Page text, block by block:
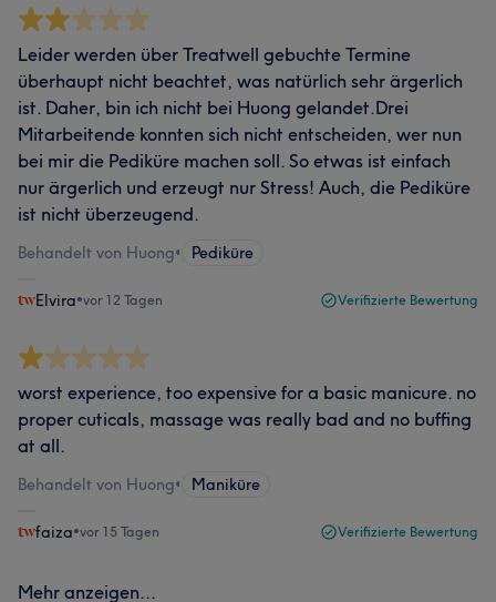
Leider werden über Treatwell gebuchte Termine
überhaupt nicht beachtet, was natürlich sehr ärgerlich
ist. Daher, bin ich nicht bei Huong gelandet.Drei
Mitarbeitende konnten sich nicht entscheiden, wer nun
bei mir die Pediküre machen soll. So etwas ist einfach
nur ärgerlich und erzeugt nur Stress! Auch, die Pediküre
ist nicht überzeugend.
Behandelt von Huong• Pediküre
Elvira•vor 12 Tagen Verifizierte Bewertung
worst experience, too expensive for a basic manicure. no
proper cuticals, massage was really bad and no buffing
at all.
Behandelt von Huong• Maniküre
faiza•vor 15 Tagen Verifizierte Bewertung
Mehr anzeigen...